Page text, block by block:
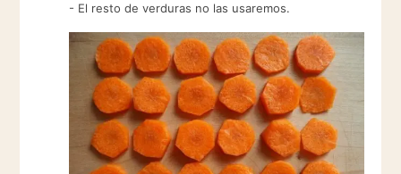
- El resto de verduras no las usaremos.